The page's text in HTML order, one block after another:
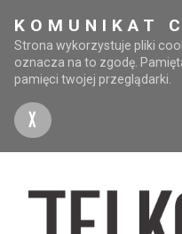
KOMUNIKAT
Strona wykorzystuje pliki
oznacza na to zgodę.
pamięci twojej przeglądarki.
X